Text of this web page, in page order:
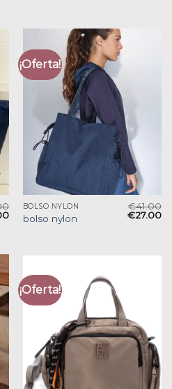
¡Oferta!
BOLSO NYLON
bolso nylon
€41.00
€27.00
¡Oferta!